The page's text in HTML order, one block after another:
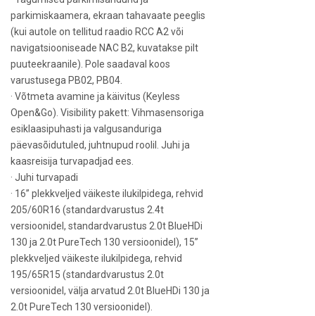
parkimiskaamera, ekraan tahavaate peeglis
(kui autole on tellitud raadio RCC A2 või
navigatsiooniseade NAC B2, kuvatakse pilt
puuteekraanile). Pole saadaval koos
varustusega PB02, PB04.
· Võtmeta avamine ja käivitus (Keyless
Open&Go). Visibility pakett: Vihmasensoriga
esiklaasipuhasti ja valgusanduriga
päevasõidutuled, juhtnupud roolil. Juhi ja
kaasreisija turvapadjad ees.
· Juhi turvapadi
· 16” plekkveljed väikeste ilukilpidega, rehvid
205/60R16 (standardvarustus 2.4t
versioonidel, standardvarustus 2.0t BlueHDi
130 ja 2.0t PureTech 130 versioonidel), 15”
plekkveljed väikeste ilukilpidega, rehvid
195/65R15 (standardvarustus 2.0t
versioonidel, välja arvatud 2.0t BlueHDi 130 ja
2.0t PureTech 130 versioonidel).